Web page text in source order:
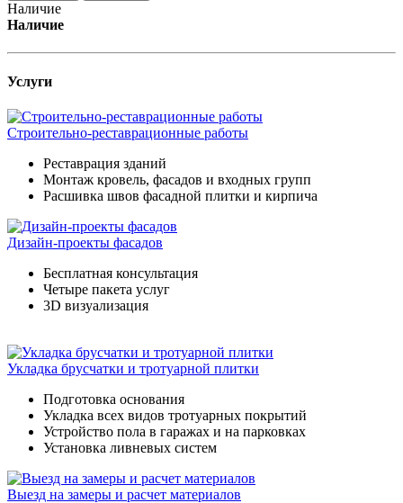
Наличие
Наличие
Услуги
Строительно-реставрационные работы
Реставрация зданий
Монтаж кровель, фасадов и входных групп
Расшивка швов фасадной плитки и кирпича
Дизайн-проекты фасадов
Бесплатная консультация
Четыре пакета услуг
3D визуализация
Укладка брусчатки и тротуарной плитки
Подготовка основания
Укладка всех видов тротуарных покрытий
Устройство пола в гаражах и на парковках
Установка ливневых систем
Выезд на замеры и расчет материалов